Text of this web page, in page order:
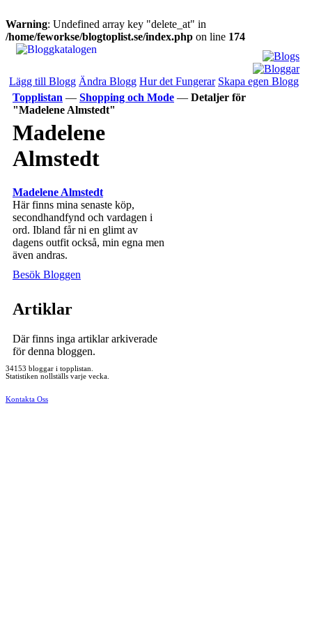
Warning: Undefined array key "delete_at" in
/home/feworkse/blogtoplist.se/index.php on line 174
Lägg till Blogg Ändra Blogg Hur det Fungerar Skapa egen Blogg
Topplistan — Shopping och Mode — Detaljer för
"Madelene Almstedt"
Madelene
Almstedt
Madelene Almstedt
Här finns mina senaste köp,
secondhandfynd och vardagen i
ord. Ibland får ni en glimt av
dagens outfit också, min egna men
även andras.
Besök Bloggen
Artiklar
Där finns inga artiklar arkiverade
för denna bloggen.
34153 bloggar i topplistan.
Statistiken nollställs varje vecka.
Kontakta Oss